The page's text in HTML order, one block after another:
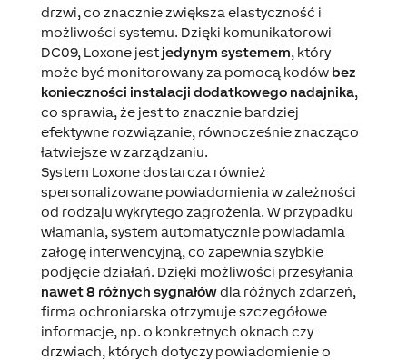
drzwi, co znacznie zwiększa elastyczność i
możliwości systemu. Dzięki komunikatorowi
DC09, Loxone jestjedynym systemem, który
może być monitorowany za pomocą kodów bez
konieczności instalacji dodatkowego nadajnika,
co sprawia, że jest to znacznie bardziej
efektywne rozwiązanie, równocześnie znacząco
łatwiejsze w zarządzaniu.
System Loxone dostarcza również
spersonalizowane powiadomienia w zależności
od rodzaju wykrytego zagrożenia. W przypadku
włamania, system automatycznie powiadamia
załogę interwencyjną, co zapewnia szybkie
podjęcie działań. Dzięki możliwości przesyłania
nawet 8 różnych sygnałówdla różnych zdarzeń,
firma ochroniarska otrzymuje szczegółowe
informacje, np. o konkretnych oknach czy
drzwiach, których dotyczy powiadomienie o